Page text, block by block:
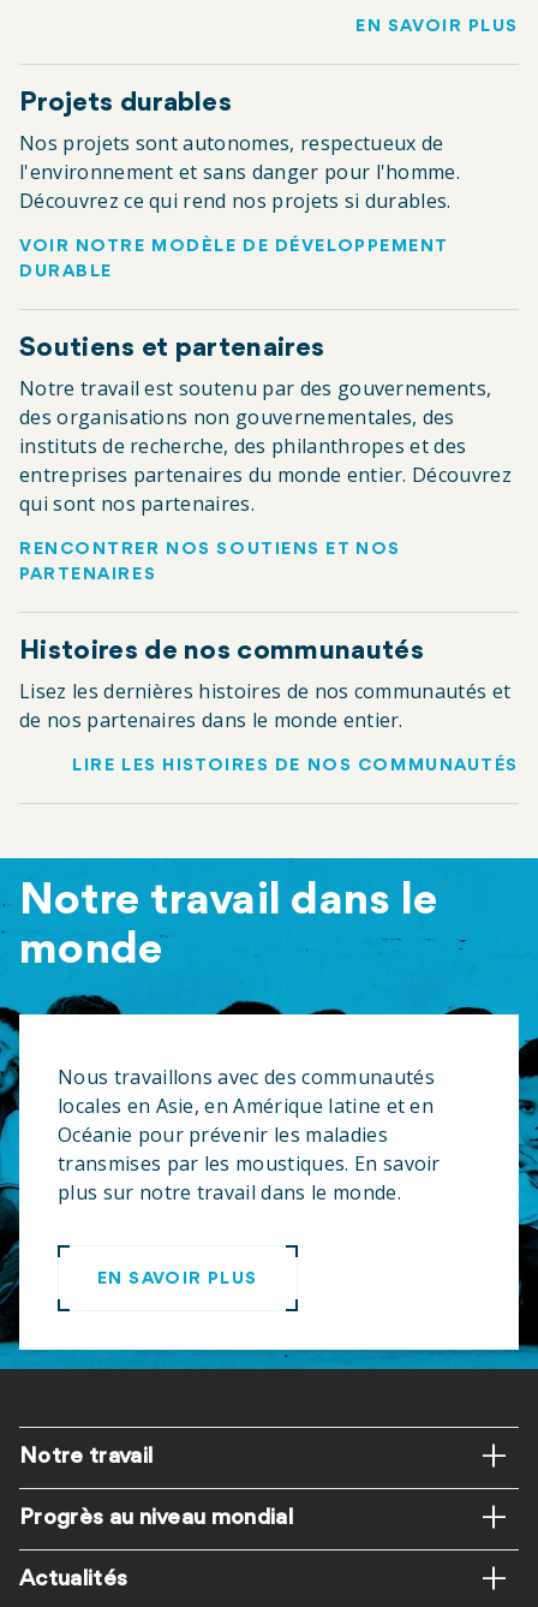
EN SAVOIR PLUS
Projets durables
Nos projets sont autonomes, respectueux de
l'environnement et sans danger pour l'homme.
Découvrez ce qui rend nos projets si durables.
VOIR NOTRE MODÈLE DE DÉVELOPPEMENT
DURABLE
Soutiens et partenaires
Notre travail est soutenu par des gouvernements,
des organisations non gouvernementales, des
instituts de recherche, des philanthropes et des
entreprises partenaires du monde entier. Découvrez
qui sont nos partenaires.
RENCONTRER NOS SOUTIENS ET NOS
PARTENAIRES
Histoires de nos communautés
Lisez les dernières histoires de nos communautés et
de nos partenaires dans le monde entier.
LIRE LES HISTOIRES DE NOS COMMUNAUTÉS
Notre travail dans le
monde
Nous travaillons avec des communautés
locales en Asie, en Amérique latine et en
Océanie pour prévenir les maladies
transmises par les moustiques. En savoir
plus sur notre travail dans le monde.
EN SAVOIR PLUS
Pied
de
page
Notre travail
Progrès au niveau mondial
Actualités